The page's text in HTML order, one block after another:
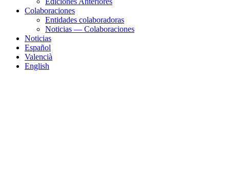
Colaboraciones
Entidades colaboradoras
Noticias — Colaboraciones
Noticias
Español
Valencià
English